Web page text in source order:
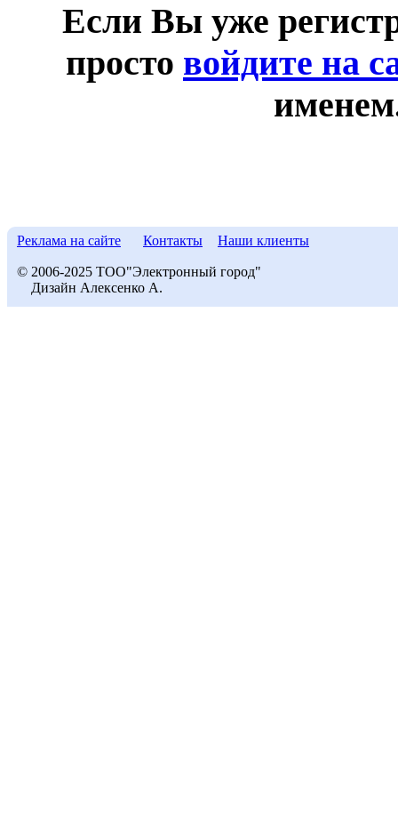
Если Вы уже
просто войдите на
Реклама на сайте Контакты Наши клиенты
© 2006-2025 ТОО"Электронный город"
Дизайн Алексенко А.